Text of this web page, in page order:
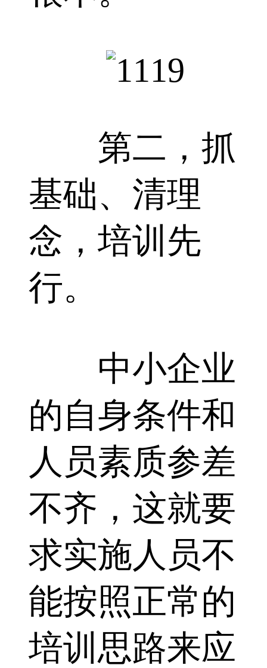
第二，抓
基础、清理
念，培训先
行。
中小企业
的自身条件和
人员素质参差
不齐，这就要
求实施人员不
能按照正常的
培训思路来应